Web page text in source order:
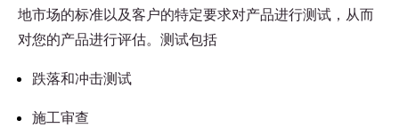
地市场的标准以及客户的特定要求对产品进行测试，从而
对您的产品进行评估。测试包括
跌落和冲击测试
施工审查